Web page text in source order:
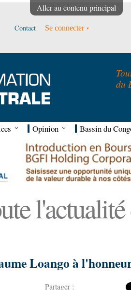
Aller au contenu principal
Contact Se connecter
du
Opinion Bassin du
Loango à
Partager :